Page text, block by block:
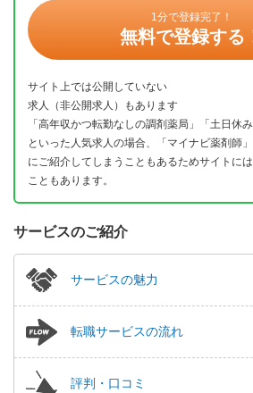
1分で登録完了！
無料で登録する
サイト上では公開していない
求人（非公開求人）もあります
「高年収かつ転勤なしの調剤薬局」「土日休
といった人気求人の場合、「マイナビ薬剤師
にご紹介してしまうこともあるためサイトに
こともあります。
サービスのご紹介
サービスの魅力
転職サービスの流れ
評判・口コミ